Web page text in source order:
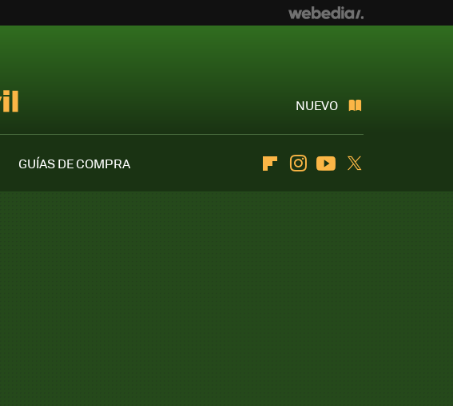
NUEVO
GUÍAS DE COMPRA
FlipboardInstagramYoutube